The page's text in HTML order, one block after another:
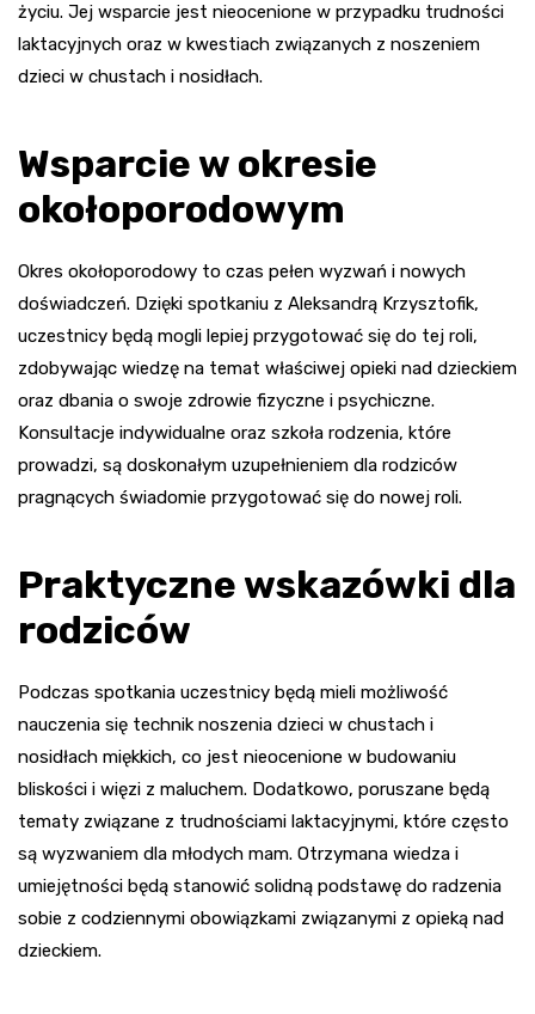
życiu. Jej wsparcie jest nieocenione w przypadku trudności
laktacyjnych oraz w kwestiach związanych z noszeniem
dzieci w chustach i nosidłach.
Wsparcie w okresie
okołoporodowym
Okres okołoporodowy to czas pełen wyzwań i nowych
doświadczeń. Dzięki spotkaniu z Aleksandrą Krzysztofik,
uczestnicy będą mogli lepiej przygotować się do tej roli,
zdobywając wiedzę na temat właściwej opieki nad dzieckiem
oraz dbania o swoje zdrowie fizyczne i psychiczne.
Konsultacje indywidualne oraz szkoła rodzenia, które
prowadzi, są doskonałym uzupełnieniem dla rodziców
pragnących świadomie przygotować się do nowej roli.
Praktyczne wskazówki dla
rodziców
Podczas spotkania uczestnicy będą mieli możliwość
nauczenia się technik noszenia dzieci w chustach i
nosidłach miękkich, co jest nieocenione w budowaniu
bliskości i więzi z maluchem. Dodatkowo, poruszane będą
tematy związane z trudnościami laktacyjnymi, które często
są wyzwaniem dla młodych mam. Otrzymana wiedza i
umiejętności będą stanowić solidną podstawę do radzenia
sobie z codziennymi obowiązkami związanymi z opieką nad
dzieckiem.